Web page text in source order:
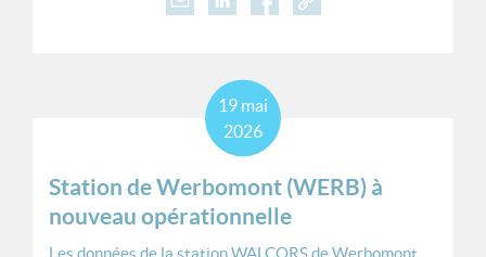
Station de Werbomont (WERB) à
nouveau opérationnelle
19 mai
2026
Les données de la station WALCORS de Werbomont